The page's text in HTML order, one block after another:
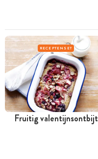
RECEPTENSET
Fruitig valentijnsontbijt